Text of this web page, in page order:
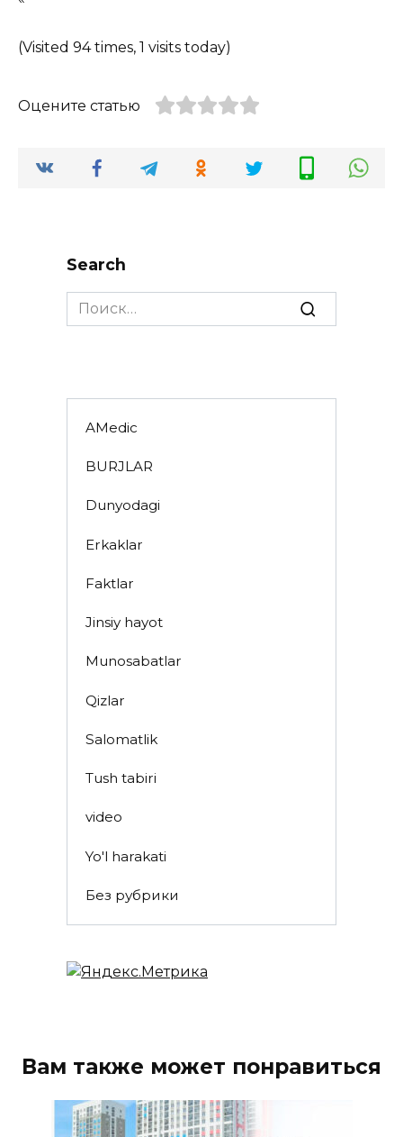
(Visited 94 times, 1 visits today)
Оцените статью
Search
Search
for:
AMedic
BURJLAR
Dunyodagi
Erkaklar
Faktlar
Jinsiy hayot
Munosabatlar
Qizlar
Salomatlik
Tush tabiri
video
Yo'l harakati
Без рубрики
Вам также может понравиться